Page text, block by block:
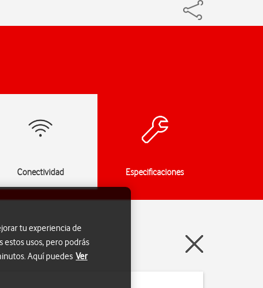
Conectividad Especificaciones
tu experiencia de
estos usos, pero podrás
Aquí puedes Ver